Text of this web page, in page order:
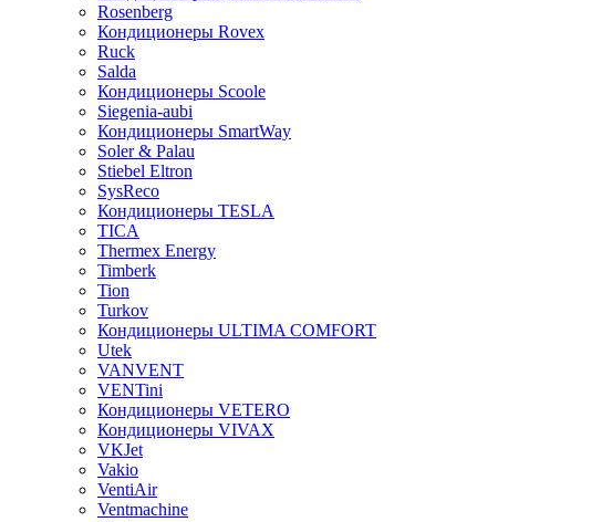
Rosenberg
Кондиционеры Rovex
Ruck
Salda
Кондиционеры Scoole
Siegenia-aubi
Кондиционеры SmartWay
Soler & Palau
Stiebel Eltron
SysReco
Кондиционеры TESLA
TICA
Thermex Energy
Timberk
Tion
Turkov
Кондиционеры ULTIMA COMFORT
Utek
VANVENT
VENTini
Кондиционеры VETERO
Кондиционеры VIVAX
VKJet
Vakio
VentiAir
Ventmachine